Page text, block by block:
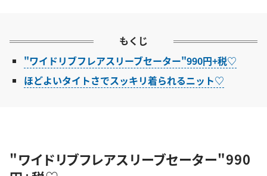
もくじ
"ワイドリブフレアスリーブセーター"990円+税♡
ほどよいタイトさでスッキリ着られるニット♡
"ワイドリブフレアスリーブセーター"990